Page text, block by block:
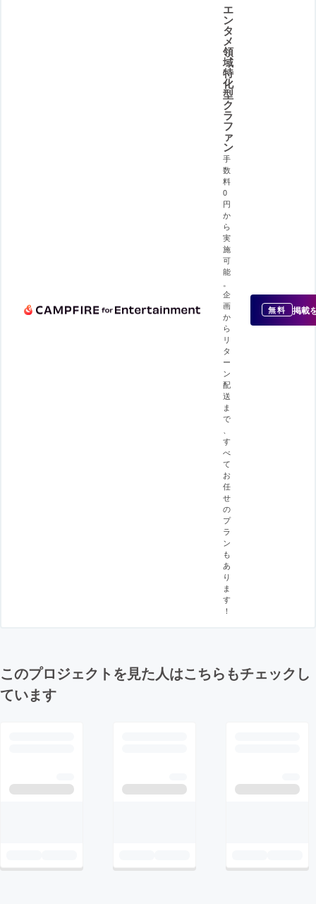
エ
ン
タ
メ
領
域
特
化
型
ク
ラ
フ
ァ
ン
手
数
料
0
円
か
ら
実
施
可
能
企
画
か
ら
リ
タ
ー
ン
配
送
ま
で
す
べ
て
お
任
せ
の
プ
ラ
ン
も
あ
り
ま
す
！
無料 掲載
このプロジェクトを見た人はこちらもチェックし
ています